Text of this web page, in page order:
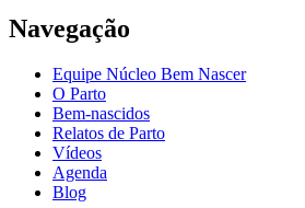
Navegação
Equipe Núcleo Bem Nascer
O Parto
Bem-nascidos
Relatos de Parto
Vídeos
Agenda
Blog